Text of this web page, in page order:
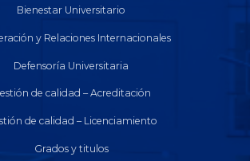
Bienestar Universitario
y Relaciones Internacionales
Defensoría Universitaria
de calidad – Acreditación
de calidad – Licenciamiento
Grados y titulos